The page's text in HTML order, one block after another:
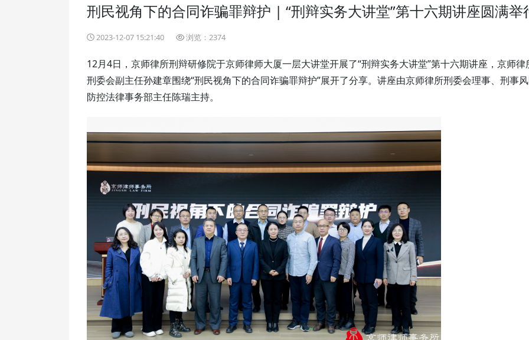
刑民视角下的合同诈骗罪辩护 | “刑辩实务大讲堂”第十六期讲座圆满举
2023-12-07 15:21:40 浏览：2374
12月4日，京师律所刑辩研修院于京师律师大厦一层大讲堂开展了“刑辩实务大讲堂”第十六期讲座，京师律
刑委会副主任孙建章围绕“刑民视角下的合同诈骗罪辩护”展开了分享。讲座由京师律所刑委会理事、刑事
防控法律事务部主任陈瑞主持。